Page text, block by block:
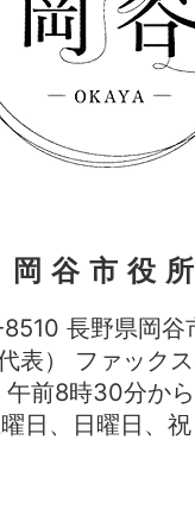
岡谷市役
長野県岡谷
表） ファッ
午前8時30分か
日、日曜日、